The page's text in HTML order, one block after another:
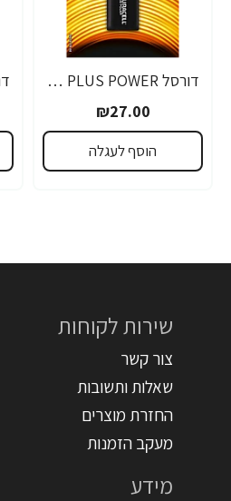
דורסל PLUS POWER סוללות 9V אריזת 1 יחידות - מבית Duracell
₪27.00
הוסף לעגלה
שירות לקוחות
צור קשר
שאלות ותשובות
החזרת מוצרים
מעקב הזמנות
מידע